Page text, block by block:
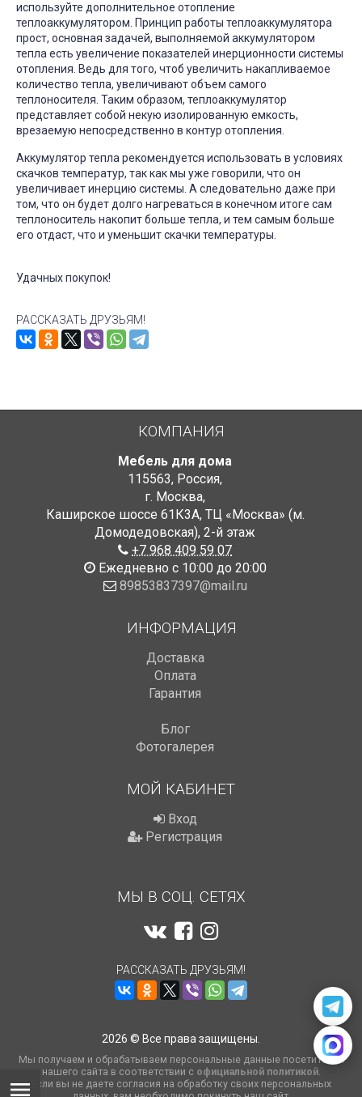
используйте дополнительное отопление
теплоаккумулятором. Принцип работы теплоаккумулятора
прост, основная задачей, выполняемой аккумулятором
тепла есть увеличение показателей инерционности системы
отопления. Ведь для того, чтоб увеличить накапливаемое
количество тепла, увеличивают объем самого
теплоносителя. Таким образом, теплоаккумулятор
представляет собой некую изолированную емкость,
врезаемую непосредственно в контур отопления.
Аккумулятор тепла рекомендуется использовать в условиях
скачков температур, так как мы уже говорили, что он
увеличивает инерцию системы. А следовательно даже при
том, что он будет долго нагреваться в конечном итоге сам
теплоноситель накопит больше тепла, и тем самым больше
его отдаст, что и уменьшит скачки температуры.
Удачных покупок!
РАССКАЗАТЬ ДРУЗЬЯМ!
КОМПАНИЯ
Мебель для дома
115563, Россия,
г. Москва,
Каширское шоссе 61К3А, ТЦ «Москва» (м.
Домодедовская), 2-й этаж
+7 968 409 59 07
Ежедневно с 10:00 до 20:00
89853837397@mail.ru
ИНФОРМАЦИЯ
Доставка
Оплата
Гарантия
Блог
Фотогалерея
МОЙ КАБИНЕТ
Вход
Регистрация
МЫ В СОЦ. СЕТЯХ
РАССКАЗАТЬ ДРУЗЬЯМ!
2026 © Все права защищены.
Мы получаем и обрабатываем персональные данные посетителей
нашего сайта в соответствии с официальной политикой.
Если вы не даете согласия на обработку своих персональных